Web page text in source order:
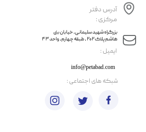
​ایمیل :
آدرس دفتر
مرکزی :
info@petabad.com
​​بزرگراه شهید سلیمانی، خیابان بنی
هاشم پلاک ۲۰۲ ، طبقه چهارم، واحد ۴۳
​شبکه های اجتماعی :